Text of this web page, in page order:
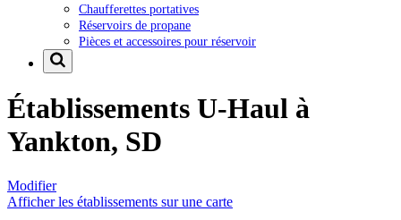
Chaufferettes portatives
Réservoirs de propane
Pièces et accessoires pour réservoir
Établissements U-Haul à
Yankton, SD
Modifier
Afficher les établissements sur une carte